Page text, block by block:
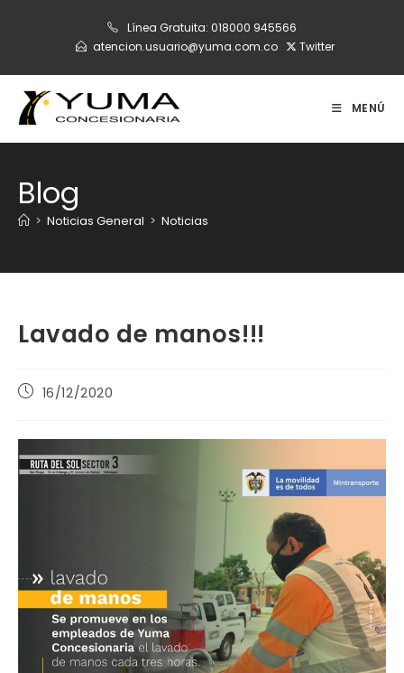
Línea Gratuita: 018000 945566
atencion.usuario@yuma.com.co
Twitter
MENÚ
Blog
> Noticias General > Noticias
Lavado de manos!!!
Publicación
entrada:
16/12/2020